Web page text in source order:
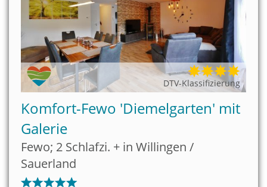
DTV-Klassifizierung
Komfort-Fewo 'Diemelgarten' mit
Galerie
Fewo; 2 Schlafzi. + in Willingen /
Sauerland